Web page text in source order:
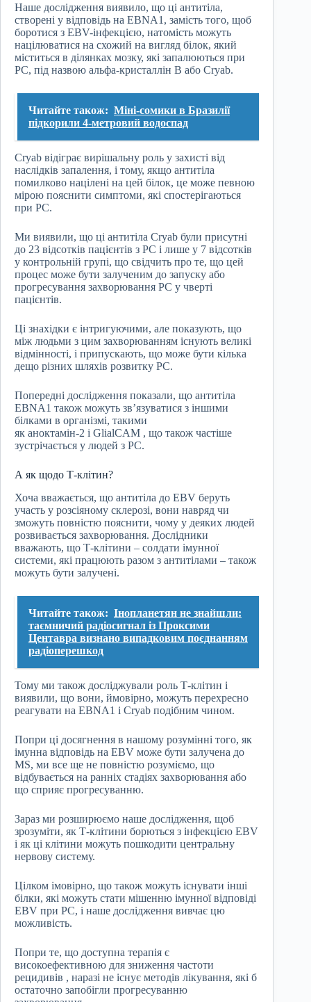
Наше дослідження виявило, що ці антитіла,
створені у відповідь на EBNA1, замість того, щоб
боротися з EBV-інфекцією, натомість можуть
націлюватися на схожий на вигляд білок, який
міститься в ділянках мозку, які запалюються при
РС, під назвою альфа-кристаллін B або Cryab.
Читайте також: Міні-сомики в Бразилії
підкорили 4-метровий водоспад
Cryab відіграє вирішальну роль у захисті від
наслідків запалення, і тому, якщо антитіла
помилково націлені на цей білок, це може певною
мірою пояснити симптоми, які спостерігаються
при РС.
Ми виявили, що ці антитіла Cryab були присутні
до 23 відсотків пацієнтів з РС і лише у 7 відсотків
у контрольній групі, що свідчить про те, що цей
процес може бути залученим до запуску або
прогресування захворювання РС у чверті
пацієнтів.
Ці знахідки є інтригуючими, але показують, що
між людьми з цим захворюванням існують великі
відмінності, і припускають, що може бути кілька
дещо різних шляхів розвитку РС.
Попередні дослідження показали, що антитіла
EBNA1 також можуть зв’язуватися з іншими
білками в організмі, такими
як аноктамін-2 і GlialCAM , що також частіше
зустрічається у людей з РС.
А як щодо Т-клітин?
Хоча вважається, що антитіла до EBV беруть
участь у розсіяному склерозі, вони навряд чи
зможуть повністю пояснити, чому у деяких людей
розвивається захворювання. Дослідники
вважають, що Т-клітини – солдати імунної
системи, які працюють разом з антитілами – також
можуть бути залучені.
Читайте також: Інопланетян не знайшли:
таємничий радіосигнал із Проксими
Центавра визнано випадковим поєднанням
радіоперешкод
Тому ми також досліджували роль Т-клітин і
виявили, що вони, ймовірно, можуть перехресно
реагувати на EBNA1 і Cryab подібним чином.
Попри ці досягнення в нашому розумінні того, як
імунна відповідь на EBV може бути залучена до
MS, ми все ще не повністю розуміємо, що
відбувається на ранніх стадіях захворювання або
що сприяє прогресуванню.
Зараз ми розширюємо наше дослідження, щоб
зрозуміти, як Т-клітини борються з інфекцією EBV
і як ці клітини можуть пошкодити центральну
нервову систему.
Цілком імовірно, що також можуть існувати інші
білки, які можуть стати мішенню імунної відповіді
EBV при РС, і наше дослідження вивчає цю
можливість.
Попри те, що доступна терапія є
високоефективною для зниження частоти
рецидивів , наразі не існує методів лікування, які б
остаточно запобігли прогресуванню